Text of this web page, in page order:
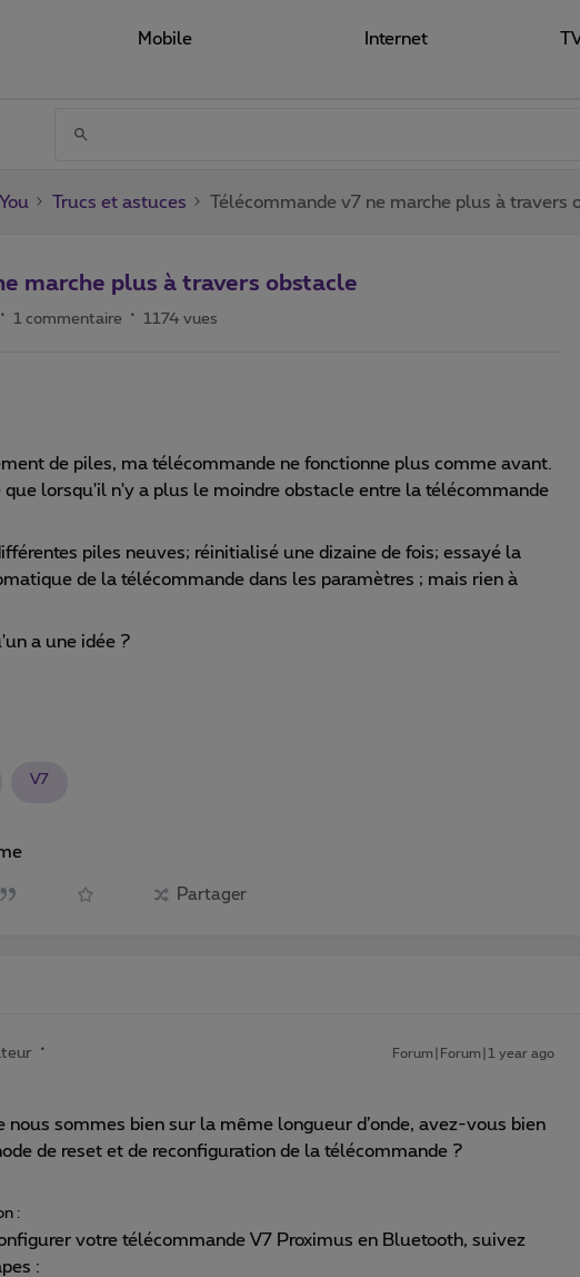
Mobile Internet
Trucs et astuces Télécommande v7 ne marche plus à travers
marche plus à travers obstacle
1 commentaire 1174 vues
de piles, ma télécommande ne fonctionne plus comme avant.
que lorsqu'il n'y a plus le moindre obstacle entre la télécommande
piles neuves; réinitialisé une dizaine de fois; essayé la
de la télécommande dans les paramètres ; mais rien à
a une idée ?
V7
Partager
Forum|Forum|1 year ago
nous sommes bien sur la même longueur d’onde, avez-vous bien
de reset et de reconfiguration de la télécommande ?
:
votre télécommande V7 Proximus en Bluetooth, suivez
: